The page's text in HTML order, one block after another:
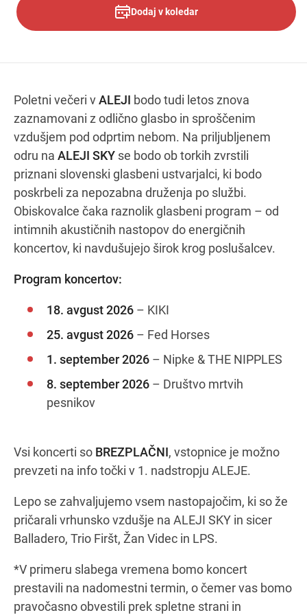
Dodaj v koledar
Poletni večeri vALEJI bodo tudi letos znova
zaznamovani z odlično glasbo in sproščenim
vzdušjem pod odprtim nebom. Na priljubljenem
odru na ALEJI SKY se bodo ob torkih zvrstili
priznani slovenski glasbeni ustvarjalci, ki bodo
poskrbeli za nepozabna druženja po službi.
Obiskovalce čaka raznolik glasbeni program – od
intimnih akustičnih nastopov do energičnih
koncertov, ki navdušujejo širok krog poslušalcev.
Program koncertov:
18. avgust 2026 – KIKI
25. avgust 2026 – Fed Horses
1. september 2026 – Nipke & THE NIPPLES
8. september 2026 – Društvo mrtvih
pesnikov
Vsi koncerti so BREZPLAČNI, vstopnice je možno
prevzeti na info točki v 1. nadstropju ALEJE.
Lepo se zahvaljujemo vsem nastopajočim, ki so že
pričarali vrhunsko vzdušje na ALEJI SKY in sicer
Balladero, Trio Firšt, Žan Videc in LPS.
*V primeru slabega vremena bomo koncert
prestavili na nadomestni termin, o čemer vas bomo
pravočasno obvestili prek spletne strani in